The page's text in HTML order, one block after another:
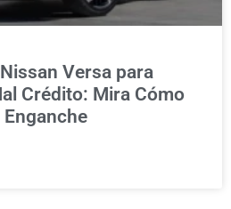
Versa para
Crédito: Mira Cómo